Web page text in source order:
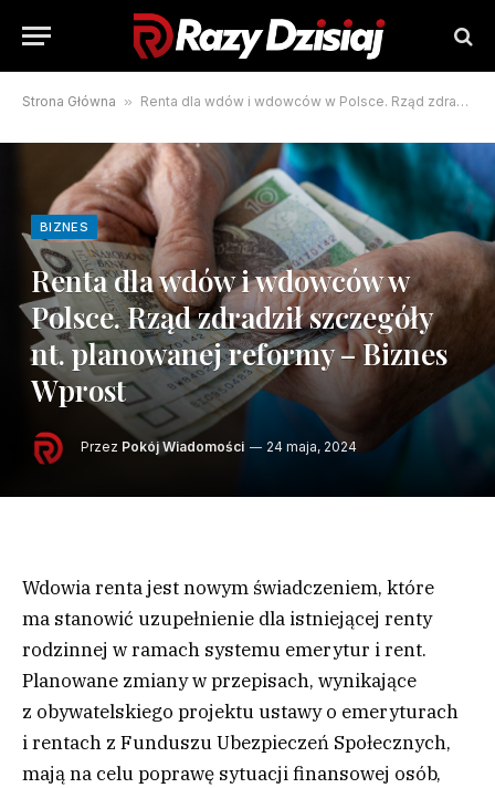
Strona Główna » Renta dla wdów i wdowców w Polsce. Rząd zdradził szczegóły nt. planowanej reformy – Biznes Wprost
BIZNES
Renta dla wdów i wdowców w
Polsce. Rząd zdradził szczegóły
nt. planowanej reformy – Biznes
Wprost
Przez Pokój Wiadomości 24 maja, 2024
Wdowia renta jest nowym świadczeniem, które
ma stanowić uzupełnienie dla istniejącej renty
rodzinnej w ramach systemu emerytur i rent.
Planowane zmiany w przepisach, wynikające
z obywatelskiego projektu ustawy o emeryturach
i rentach z Funduszu Ubezpieczeń Społecznych,
mają na celu poprawę sytuacji finansowej osób,